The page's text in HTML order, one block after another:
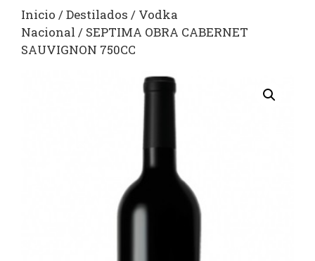
Inicio /Destilados / Vodka
Nacional / SEPTIMA OBRA CABERNET
SAUVIGNON 750CC